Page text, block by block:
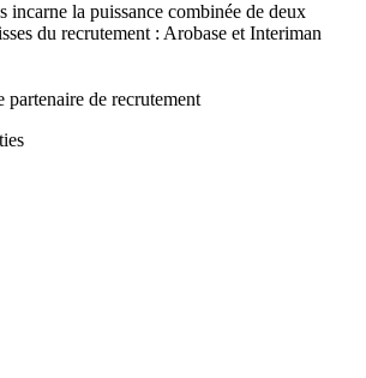
incarne la puissance combinée de deux
du recrutement : Arobase et Interiman